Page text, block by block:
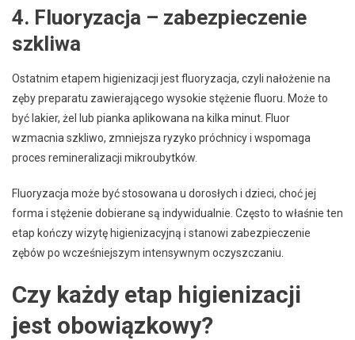
4. Fluoryzacja – zabezpieczenie
szkliwa
Ostatnim etapem higienizacji jest fluoryzacja, czyli nałożenie na
zęby preparatu zawierającego wysokie stężenie fluoru. Może to
być lakier, żel lub pianka aplikowana na kilka minut. Fluor
wzmacnia szkliwo, zmniejsza ryzyko próchnicy i wspomaga
proces remineralizacji mikroubytków.
Fluoryzacja może być stosowana u dorosłych i dzieci, choć jej
forma i stężenie dobierane są indywidualnie. Często to właśnie ten
etap kończy wizytę higienizacyjną i stanowi zabezpieczenie
zębów po wcześniejszym intensywnym oczyszczaniu.
Czy każdy etap higienizacji
jest obowiązkowy?